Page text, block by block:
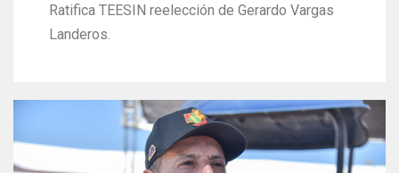
Ratifica TEESIN reelección de Gerardo Vargas
Landeros.